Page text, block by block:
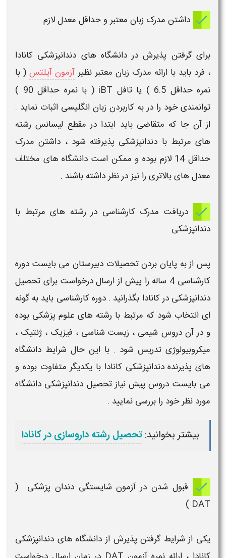
داشتن مدرک زبان معتبر و حداقل معدل لازم
برای گرفتن پذیرش دردانشگاه های دندانپزشکی کانادا
، فرد باید با ارائه مدرک زبان معتبر نظیر آزمون آیلتس ( با
نمره حداقل 6.5 ) یا تافل iBT ( با نمره حداقل 90 )
توانمندی خود را در به کاربردن زبان انگلیسی اثبات نماید .
از آن جا که متقاضی باید ابتدا در مقطع لیسانس رشته
های مرتبط با دندانپزشکی پذیرفته شود ، داشتن مدرک
حداقل 14 لازم بوده و ممکن است دانشگاه های مختلف
معدل های بالاتری را نیز در نظر داشته باشند .
​ دریافت مدرک کارشناسی در رشته های مرتبط با
دندانپزشکی
پس از به پایان بردن تحصیلات دبیرستان می بایست دوره
کارشناسی 4 ساله را پیش از ارسال درخواست برای تحصیل
دندانپزشکی در کانادا بگذرانید . دوره کارشناسی باید به گونه
ای انتخاب شود که مرتبط با رشته های علوم پزشکی بوده
و در آن دروس شیمی ، زیست شناسی ، فیزیک ، ژنتیک ،
میکروبیولوژی تدریس شود . با این حال شرایط دانشگاه
های پذیرندهدندانپزشکی کانادا با یکدیگر متفاوت بوده و
می بایست دروس پیش نیازتحصیل دندانپزشکی دانشگاه
مورد نظر خود را بررسی نمایید .
بیشتر بخوانید:تحصیل رشته داروسازی در کانادا
​ قبول شدن در آزمون شایستگیدندان پزشکی (
DAT )
یکی از شرایط گرفتن پذیرش از دانشگاه های دندانپزشکی